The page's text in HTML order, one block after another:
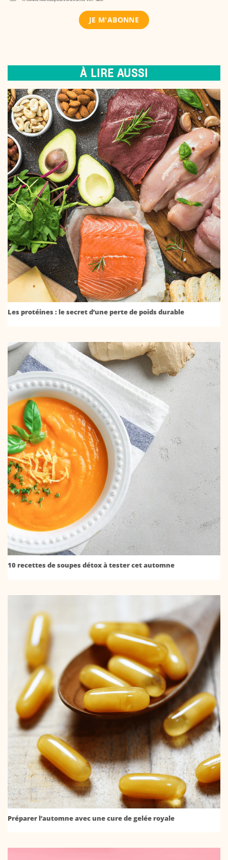
À LIRE AUSSI
Les protéines : le secret d’une perte de poids durable
10 recettes de soupes détox à tester cet automne
Préparer l’automne avec une cure de gelée royale